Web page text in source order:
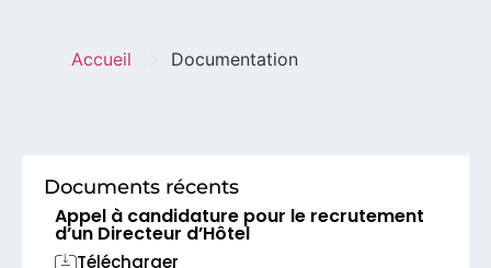
Accueil Documentation
Documents récents
Appel à candidature pour le recrutement
d’un Directeur d’Hôtel
Télécharger